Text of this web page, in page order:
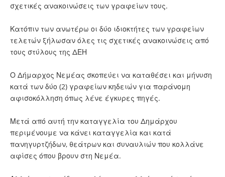
σχετικές ανακοινώσεις των γραφείων τους.
Κατόπιν των ανωτέρω οι δύο ιδιοκτήτες των γραφείων
τελετών ξήλωσαν όλες τις σχετικές ανακοινώσεις από
τους στύλους της ΔΕΗ
Ο Δήμαρχος Νεμέας σκοπεύει να καταθέσει και μήνυση
κατά των δύο (2) γραφείων κηδειών για παράνομη
αφισοκόλληση όπως λένε έγκυρες πηγές.
Μετά από αυτή την καταγγελία του Δημάρχου
περιμένουμε να κάνει καταγγελία και κατά
πανηγυρτζήδων, θεάτρων και συναυλιών που κολλάνε
αφίσες όπου βρουν στη Νεμέα.